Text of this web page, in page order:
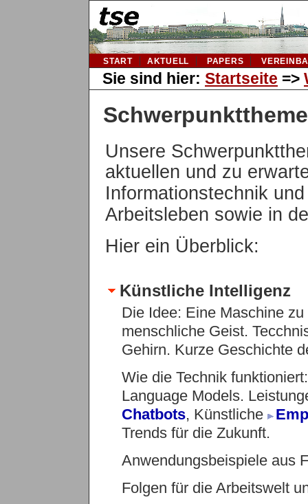
START AKTUELL PAPERS
Sie sind hier: Startseite =>
Unsere
aktuellen und zu
Informationstechnik
Arbeitsleben sowie in
Hier ein Überblick:
Künstliche Intelligenz
Die Idee: Eine Maschine
menschliche Geist.
Gehirn. Kurze Geschichte
Wie die Technik
Language Models.
Chatbots, Künstliche
Trends für die Zukunft.
Anwendungsbeispiele aus
Folgen für die Arbeitswelt